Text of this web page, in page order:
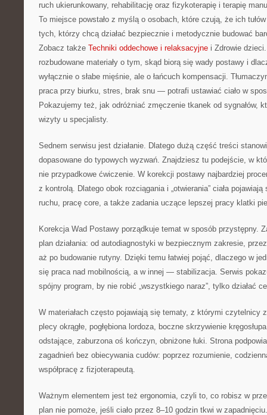
ruch ukierunkowany, rehabilitację oraz fizykoterapię i terapię
To miejsce powstało z myślą o osobach, które czują, że ich
tych, którzy chcą działać bezpiecznie i metodycznie budować
Zobacz także Techniki oddechowe i relaksacyjne i Zdrowie
rozbudowane materiały o tym, skąd biorą się wady postawy i
wyłącznie o słabe mięśnie, ale o łańcuch kompensacji.
praca przy biurku, stres, brak snu — potrafi ustawiać ciało w
Pokazujemy też, jak odróżniać zmęczenie tkanek od sygnałów,
wizyty u specjalisty.
Sednem serwisu jest działanie. Dlatego dużą część treści
dopasowane do typowych wyzwań. Znajdziesz tu podejście, w
nie przypadkowe ćwiczenie. W korekcji postawy najbardziej
z kontrolą. Dlatego obok rozciągania i „otwierania” ciała
ruchu, pracę core, a także zadania uczące lepszej pracy klatki
Korekcja Wad Postawy porządkuje temat w sposób przystępny.
plan działania: od autodiagnostyki w bezpiecznym zakresie,
aż po budowanie rutyny. Dzięki temu łatwiej pojąć, dlaczego w
się praca nad mobilnością, a w innej — stabilizacja. Serwis
spójny program, by nie robić „wszystkiego naraz”, tylko działać
W materiałach często pojawiają się tematy, z którymi czytelnicy
plecy okrągłe, pogłębiona lordoza, boczne skrzywienie
odstające, zaburzona oś kończyn, obniżone łuki. Strona
zagadnień bez obiecywania cudów: poprzez rozumienie,
współpracę z fizjoterapeutą.
Ważnym elementem jest też ergonomia, czyli to, co robisz w
plan nie pomoże, jeśli ciało przez 8–10 godzin tkwi w